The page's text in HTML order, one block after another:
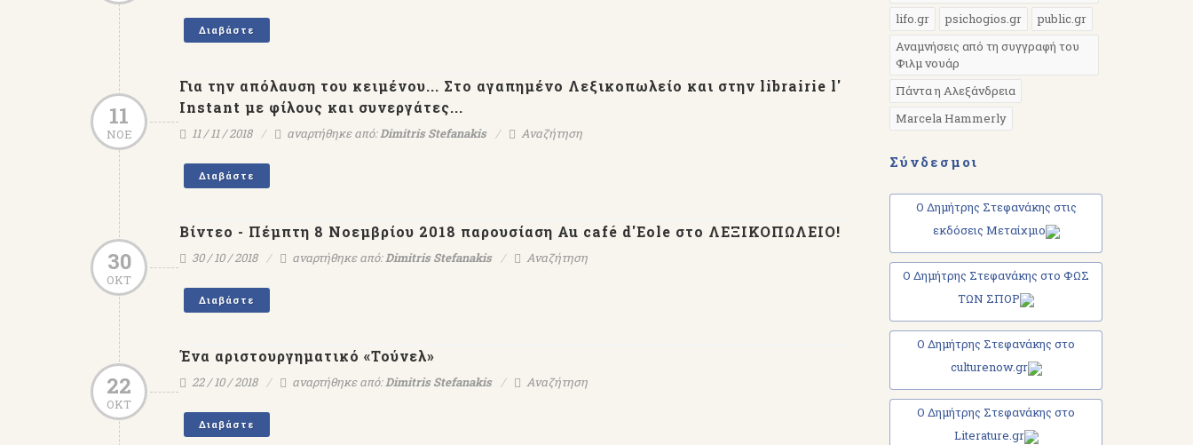
Διαβάστε
11
ΝΟΕ
Για την απόλαυση του κειμένου... Στο αγαπημένο Λεξικοπωλείο και στην librairie l'
Instant με φίλους και συνεργάτες...
11 / 11 / 2018 αναρτήθηκε από:Dimitris Stefanakis Αναζήτηση
Διαβάστε
30
ΟΚΤ
Βίντεο - Πέμπτη 8 Νοεμβρίου 2018 παρουσίαση Au café d'Eole στο ΛΕΞΙΚΟΠΩΛΕΙΟ!
30 / 10 / 2018 αναρτήθηκε από:Dimitris Stefanakis Αναζήτηση
Διαβάστε
22
ΟΚΤ
Ένα αριστουργηματικό «Τούνελ»
22 / 10 / 2018 αναρτήθηκε από:Dimitris Stefanakis Αναζήτηση
Διαβάστε
lifo.gr
psichogios.gr
public.gr
Αναμνήσεις από τη συγγραφή του
Φιλμ νουάρ
Πάντα η Αλεξάνδρεια
Marcela Hammerly
Σύνδεσμοι
Ο Δημήτρης Στεφανάκης στις
εκδόσεις Μεταίχμιο
Ο Δημήτρης Στεφανάκης στο ΦΩΣ
ΤΩΝ ΣΠΟΡ
Ο Δημήτρης Στεφανάκης στο
culturenow.gr
Ο Δημήτρης Στεφανάκης στο
Literature.gr